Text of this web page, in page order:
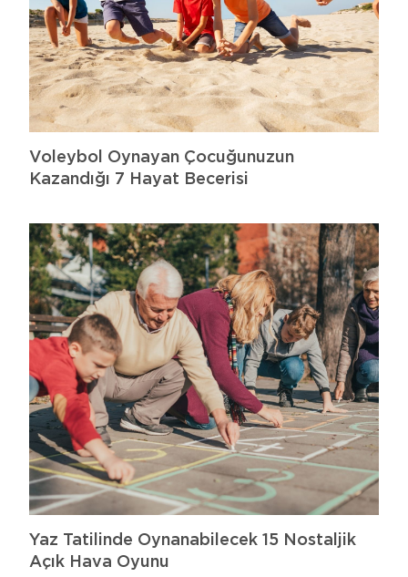
Voleybol Oynayan Çocuğunuzun
Kazandığı 7 Hayat Becerisi
Yaz Tatilinde Oynanabilecek 15 Nostaljik
Açık Hava Oyunu